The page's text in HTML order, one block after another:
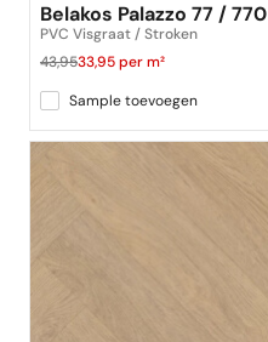
Belakos Palazzo 77 / 770
PVC Visgraat / Stroken
43,9533,95 per m²
Sample toevoegen